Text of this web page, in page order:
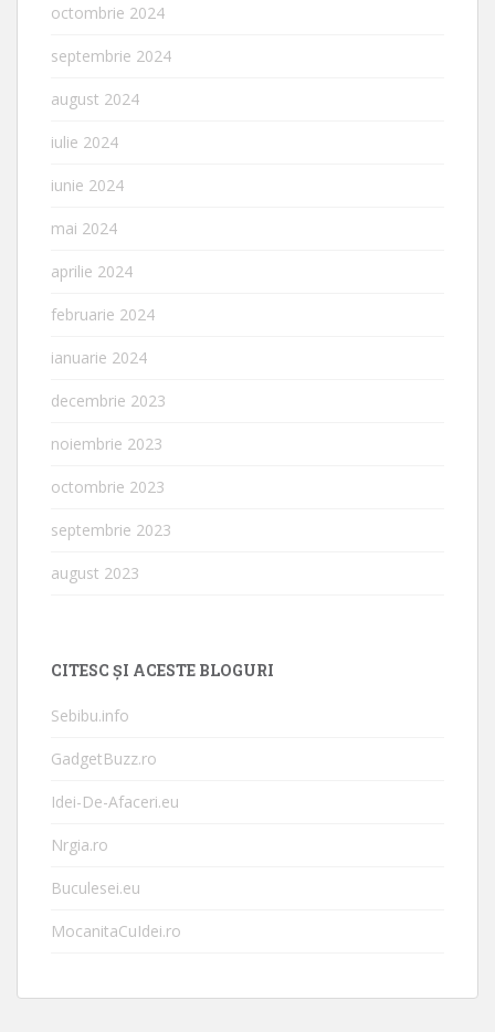
octombrie 2024
septembrie 2024
august 2024
iulie 2024
iunie 2024
mai 2024
aprilie 2024
februarie 2024
ianuarie 2024
decembrie 2023
noiembrie 2023
octombrie 2023
septembrie 2023
august 2023
CITESC ȘI ACESTE BLOGURI
Sebibu.info
GadgetBuzz.ro
Idei-De-Afaceri.eu
Nrgia.ro
Buculesei.eu
MocanitaCuIdei.ro